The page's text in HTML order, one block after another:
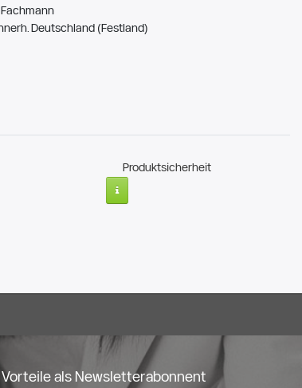
Deutschland (Festland)
Produktsicherheit
Vorteile als Newsletterabonnent